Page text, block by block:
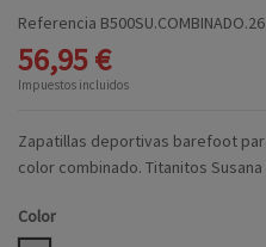
Referencia B500SU.COMBINADO.26
56,95 €
Impuestos incluidos
Zapatillas deportivas barefoot
color combinado. Titanitos Susana
Color